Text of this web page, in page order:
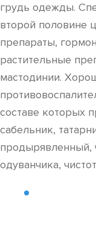
грудь одежды.
второй половине
препараты,
растительные
мастодинии.
составе которых
сабельник,
продырявленный,
одуванчика,